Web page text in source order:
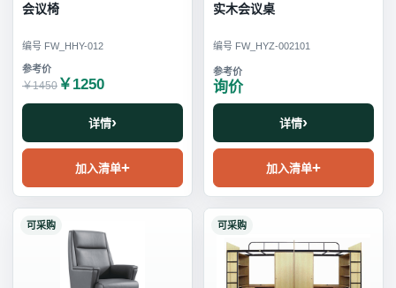
会议椅
编号 FW_HHY-012
￥1450 ￥1250
详情
加入清单
实木会议桌
编号 FW_HYZ-002101
询价
详情
加入清单
可采购 可采购